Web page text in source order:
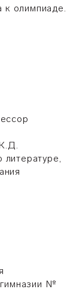
к олимпиаде.
гимназии №